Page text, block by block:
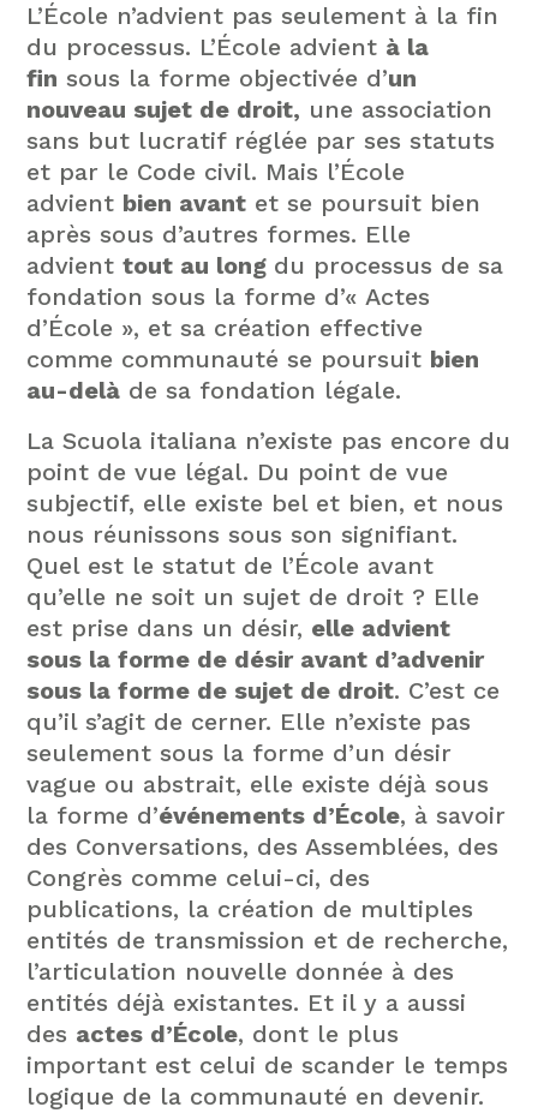
L’École n’advient pas seulement à la fin
du processus. L’École advient à la
fin sous la forme objectivée d’un
nouveau sujet de droit, une association
sans but lucratif réglée par ses statuts
et par le Code civil. Mais l’École
advient bien avant et se poursuit bien
après sous d’autres formes. Elle
advienttout au long du processus de sa
fondation sous la forme d’« Actes
d’École », et sa création effective
comme communauté se poursuit bien
au-delà de sa fondation légale.
La Scuola italiana n’existe pas encore du
point de vue légal. Du point de vue
subjectif, elle existe bel et bien, et nous
nous réunissons sous son signifiant.
Quel est le statut de l’École avant
qu’elle ne soit un sujet de droit ? Elle
est prise dans un désir, elle advient
sous la forme de désir avant d’advenir
sous la forme de sujet de droit. C’est ce
qu’il s’agit de cerner. Elle n’existe pas
seulement sous la forme d’un désir
vague ou abstrait, elle existe déjà sous
la forme d’événements d’École, à savoir
des Conversations, des Assemblées, des
Congrès comme celui-ci, des
publications, la création de multiples
entités de transmission et de recherche,
l’articulation nouvelle donnée à des
entités déjà existantes. Et il y a aussi
des actes d’École, dont le plus
important est celui de scander le temps
logique de la communauté en devenir.